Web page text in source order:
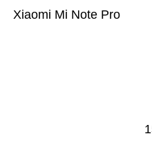
Xiaomi Mi Note Pro